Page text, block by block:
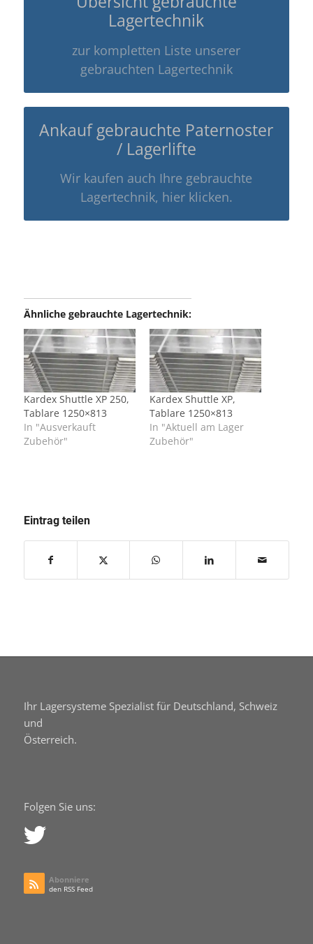
Lagertechnik
zur kompletten Liste unserer
gebrauchten Lagertechnik
Ankauf gebrauchte Paternoster
/ Lagerlifte
Wir kaufen auch Ihre gebrauchte
Lagertechnik, hier klicken.
Ähnliche gebrauchte Lagertechnik:
Kardex Shuttle XP 250,
Tablare 1250×813
In "Ausverkauft
Zubehör"
Kardex Shuttle XP,
Tablare 1250×813
In "Aktuell am Lager
Zubehör"
Eintrag teilen
Ihr Lagersysteme Spezialist für Deutschland, Schweiz
und
Österreich.
Folgen Sie uns:
Abonniere
den RSS Feed